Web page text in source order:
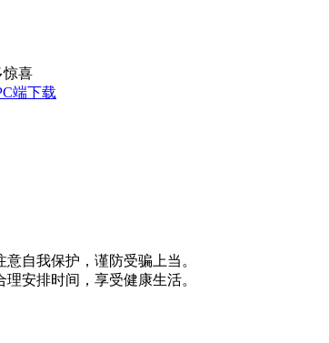
惊喜
端下载
自我保护，谨防受骗上当。
安排时间，享受健康生活。